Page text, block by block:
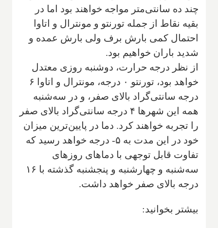
چند ده سانتی‌متر مواجه خواهند بود اما در
بقیه نقاط از جمله تورنتو و مونترال و اتاوا
احتمال کمی بارش برف ولی بارش عمده و
شدید باران خواهیم بود.
از نظر درجه حرارت، دوشنبه روزی معتدل
خواهد بود، تورنتو ۰ درجه، مونترال و اتاوا ۶
درجه سانتی‌گراد بالای صفر، و در سه‌شنبه
همه این شهرها ۴ درجه سانتی‌گراد بالای صفر
را تجربه خواهند کرد. دما در پایین‌ترین میزان
خود در این مدت به ۵- درجه خواهد رسید که
تفاوت قابل توجهی با دماهای روزهای
سه‌شنبه و چهارشنبه و پنجشنبه گذشته با ۱۶
درجه بالای صفر خواهد داشت.
بیشتر بخوانید: